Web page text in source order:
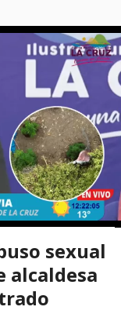
sexual
alcaldesa